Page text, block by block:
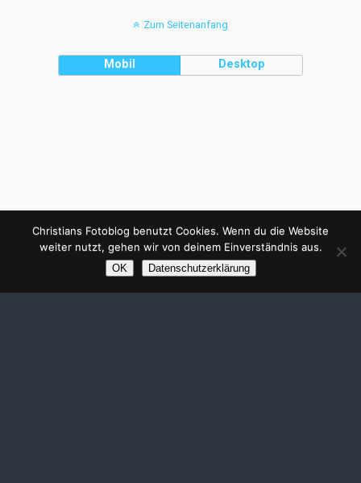
Zum Seitenanfang
Mobil Desktop
Christians Fotoblog benutzt Cookies. Wenn du die Website
weiter nutzt, gehen wir von deinem Einverständnis aus.
OK Datenschutzerklärung